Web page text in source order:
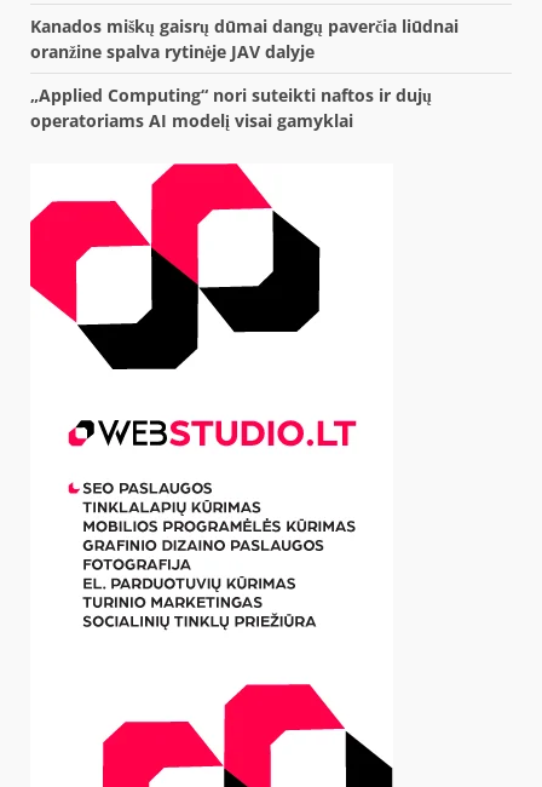
Kanados miškų gaisrų dūmai dangų paverčia liūdnai
oranžine spalva rytinėje JAV dalyje
„Applied Computing“ nori suteikti naftos ir dujų
operatoriams AI modelį visai gamyklai